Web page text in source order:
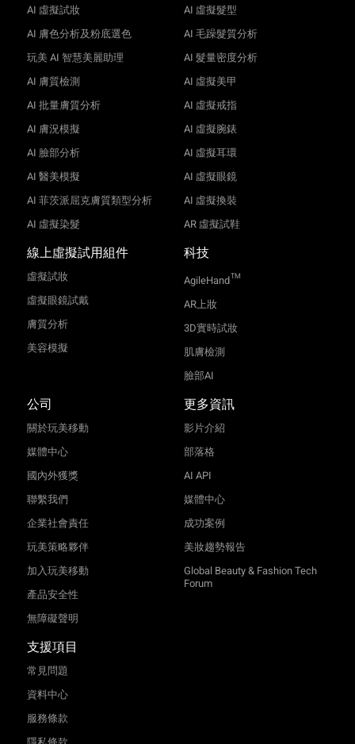
AI 虛擬試妝
AI 膚色分析及粉底選色
玩美 AI 智慧美麗助理
AI 膚質檢測
AI 批量膚質分析
AI 膚況模擬
AI 臉部分析
AI 醫美模擬
AI 菲茨派屈克膚質類型分析
AI 虛擬染髮
AI 虛擬髮型
AI 毛躁髮質分析
AI 髮量密度分析
AI 虛擬美甲
AI 虛擬戒指
AI 虛擬腕錶
AI 虛擬耳環
AI 虛擬眼鏡
AI 虛擬換裝
AR 虛擬試鞋
線上虛擬試用組件
虛擬試妝
虛擬眼鏡試戴
膚質分析
美容模擬
科技
AgileHandTM
AR上妝
3D實時試妝
肌膚檢測
臉部AI
公司
關於玩美移動
媒體中心
國內外獲獎
聯繫我們
企業社會責任
玩美策略夥伴
加入玩美移動
產品安全性
無障礙聲明
更多資訊
影片介紹
部落格
AI API
媒體中心
成功案例
美妝趨勢報告
Global Beauty & Fashion Tech
Forum
支援項目
常見問題
資料中心
服務條款